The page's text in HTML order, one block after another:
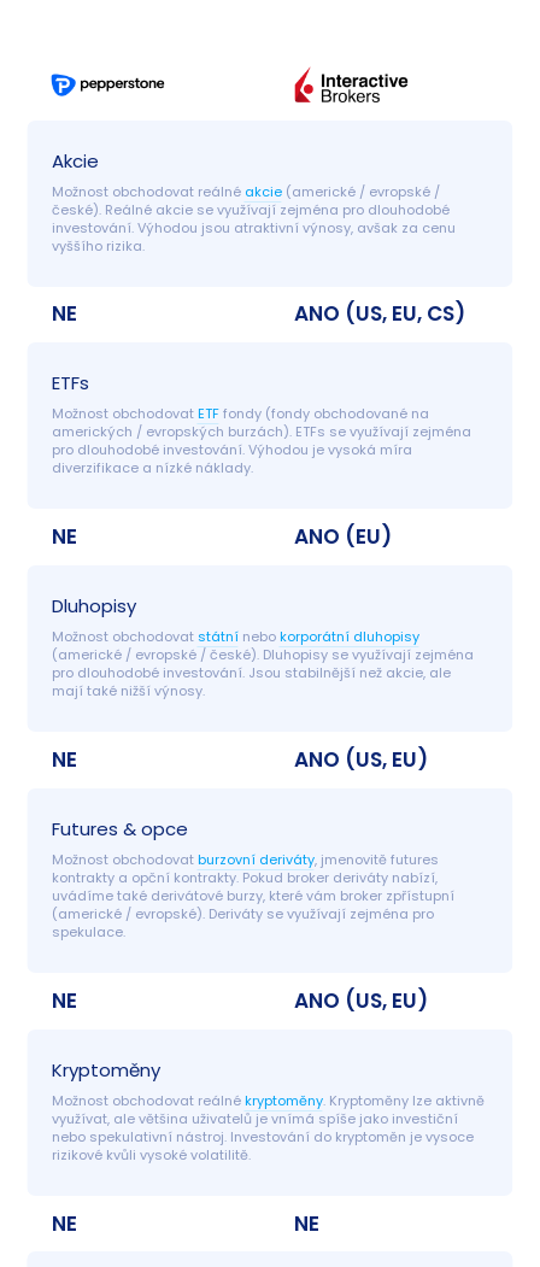
Akcie
Možnost obchodovat reálné akcie (americké / evropské /
české). Reálné akcie se využívají zejména pro dlouhodobé
investování. Výhodou jsou atraktivní výnosy, avšak za cenu
vyššího rizika.
NE ANO (US, EU, CS)
ETFs
Možnost obchodovat ETF fondy (fondy obchodované na
amerických / evropských burzách). ETFs se využívají zejména
pro dlouhodobé investování. Výhodou je vysoká míra
diverzifikace a nízké náklady.
NE ANO (EU)
Dluhopisy
Možnost obchodovat státní nebo korporátní dluhopisy
(americké / evropské / české). Dluhopisy se využívají zejména
pro dlouhodobé investování. Jsou stabilnější než akcie, ale
mají také nižší výnosy.
NE ANO (US, EU)
Futures & opce
Možnost obchodovat burzovní deriváty, jmenovitě futures
kontrakty a opční kontrakty. Pokud broker deriváty nabízí,
uvádíme také derivátové burzy, které vám broker zpřístupní
(americké / evropské). Deriváty se využívají zejména pro
spekulace.
NE ANO (US, EU)
Kryptoměny
Možnost obchodovat reálné kryptoměny. Kryptoměny lze aktivně
využívat, ale většina uživatelů je vnímá spíše jako investiční
nebo spekulativní nástroj. Investování do kryptoměn je vysoce
rizikové kvůli vysoké volatilitě.
NE NE